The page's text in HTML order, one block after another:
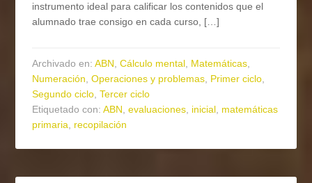
instrumento ideal para calificar los contenidos que el
alumnado trae consigo en cada curso, […]
Archivado en:ABN,Cálculo mental, Matemáticas,
Numeración,Operaciones y problemas, Primer ciclo,
Segundo ciclo,Tercer ciclo
Etiquetado con:ABN,evaluaciones, inicial, matemáticas
primaria, recopilación